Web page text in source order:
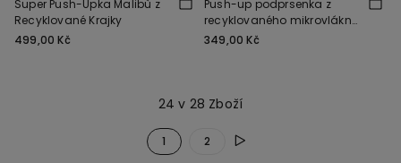
Super Push-Upka Malibù z
Recyklované Krajky
499,00 Kč
Push-up podprsenka z
recyklovaného mikrovlákna
Athens
349,00 Kč
24 v 28 Zboží
1 2